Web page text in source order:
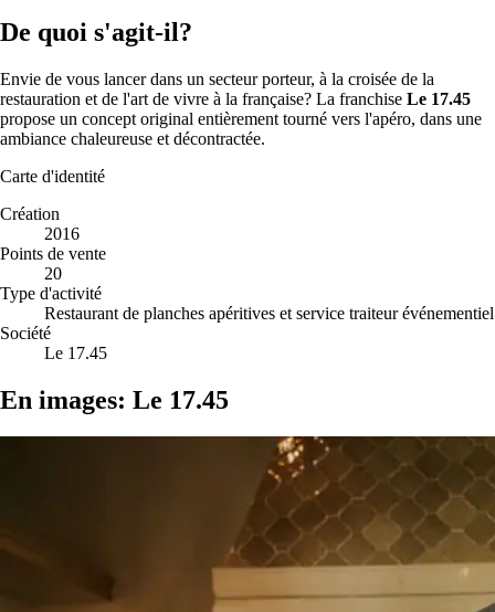
De quoi s'agit-il?
Envie de vous lancer dans un secteur porteur, à la croisée de la
restauration et de l'art de vivre à la française? La franchise Le 17.45
propose un concept original entièrement tourné vers l'apéro, dans une
ambiance chaleureuse et décontractée.
Carte d'identité
Création
2016
Points de vente
20
Type d'activité
Restaurant de planches apéritives et service traiteur événementiel
Société
Le 17.45
En images: Le 17.45